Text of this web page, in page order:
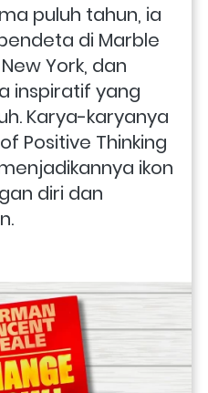
puluh tahun, ia
di Marble
York, dan
inspiratif yang
Karya-karyanya
Positive Thinking
ikon
diri dan